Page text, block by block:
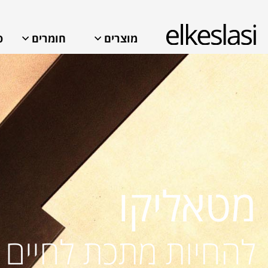
מוצרים חומרים
מטאליקו
להחיות מתכת לחיים
איך אנחנו יכולים לעזור?